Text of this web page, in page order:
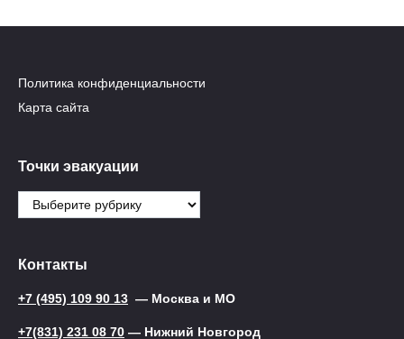
Политика конфиденциальности
Карта сайта
Точки эвакуации
Точки
эвакуации
Контакты
+7 (495) 109 90 13 — Москва и МО
+7(831) 231 08 70 — Нижний Новгород